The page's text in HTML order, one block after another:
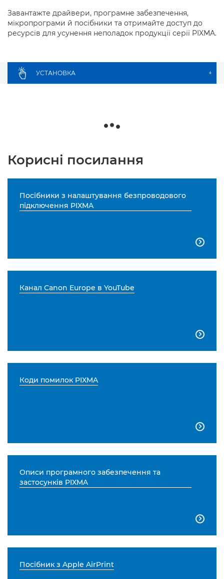
Завантажте драйвери, програмне забезпечення,
мікропрограми й посібники та отримайте доступ до
ресурсів для усунення неполадок продукції серії PIXMA.
УСТАНОВКА +
Корисні посилання
Посібники з налаштування безпроводового
підключення PIXMA

Канал Canon Europe в YouTube

Коди помилок PIXMA

Описи програмного забезпечення та
застосунків PIXMA

Посібник з Apple AirPrint